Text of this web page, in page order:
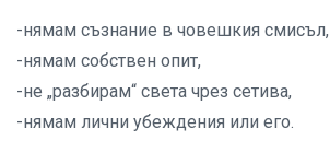
-нямам съзнание в човешкия смисъл,
-нямам собствен опит,
-не „разбирам“ света чрез сетива,
-нямам лични убеждения или его.